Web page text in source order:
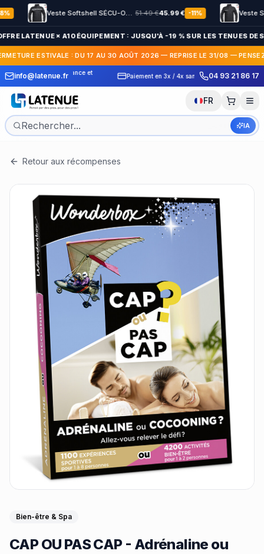
Veste Softshell SÉCU-ONE HV-TAPE Sécurité Privée noir 51.49€45.99€ -11%
LATENUE × A10 ÉQUIPEMENT : JUSQU'À -19 % SUR LES TENUES DE
ESTIVALE : DU 17 AU 30 AOÛT 2026 — REPRISE LE 31/08 —
info@latenue.fr
en France et
Paiement en 3x / 4x sans frais
30 jours pour
04 93 21 86 17
FR
IA
Retour aux récompenses
Bien-être & Spa
CAP OU PAS CAP - Adrénaline ou